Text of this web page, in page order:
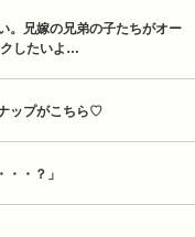
。兄嫁の兄弟の子たちがオー
したいよ…
ップがこちら♡
・？」